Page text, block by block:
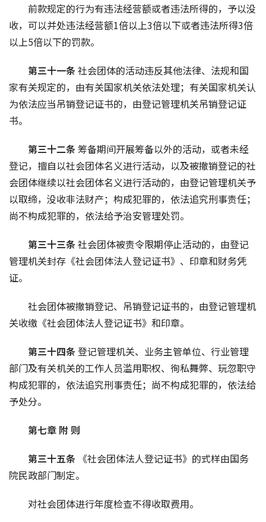
前款规定的行为有违法经营额或者违法所得的，予以没
收，可以并处违法经营额1倍以上3倍以下或者违法所得3倍
以上5倍以下的罚款。
第三十一条 社会团体的活动违反其他法律、法规和国
家有关规定的，由有关国家机关依法处理；有关国家机关认
为依法应当吊销登记证书的，由登记管理机关吊销登记证
书。
第三十二条 筹备期间开展筹备以外的活动，或者未经
登记，擅自以社会团体名义进行活动，以及被撤销登记的社
会团体继续以社会团体名义进行活动的，由登记管理机关予
以取缔，没收非法财产；构成犯罪的，依法追究刑事责任；
尚不构成犯罪的，依法给予治安管理处罚。
第三十三条 社会团体被责令限期停止活动的，由登记
管理机关封存《社会团体法人登记证书》、印章和财务凭
证。
社会团体被撤销登记、吊销登记证书的，由登记管理机
关收缴《社会团体法人登记证书》和印章。
第三十四条 登记管理机关、业务主管单位、行业管理
部门及有关机关的工作人员滥用职权、徇私舞弊、玩忽职守
构成犯罪的，依法追究刑事责任；尚不构成犯罪的，依法给
予处分。
第七章 附 则
第三十五条 《社会团体法人登记证书》的式样由国务
院民政部门制定。
对社会团体进行年度检查不得收取费用。